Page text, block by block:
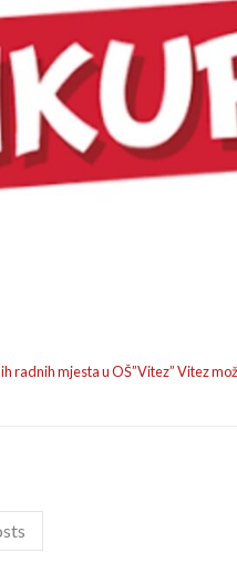
radnih mjesta u OŠ”Vitez” Vitez